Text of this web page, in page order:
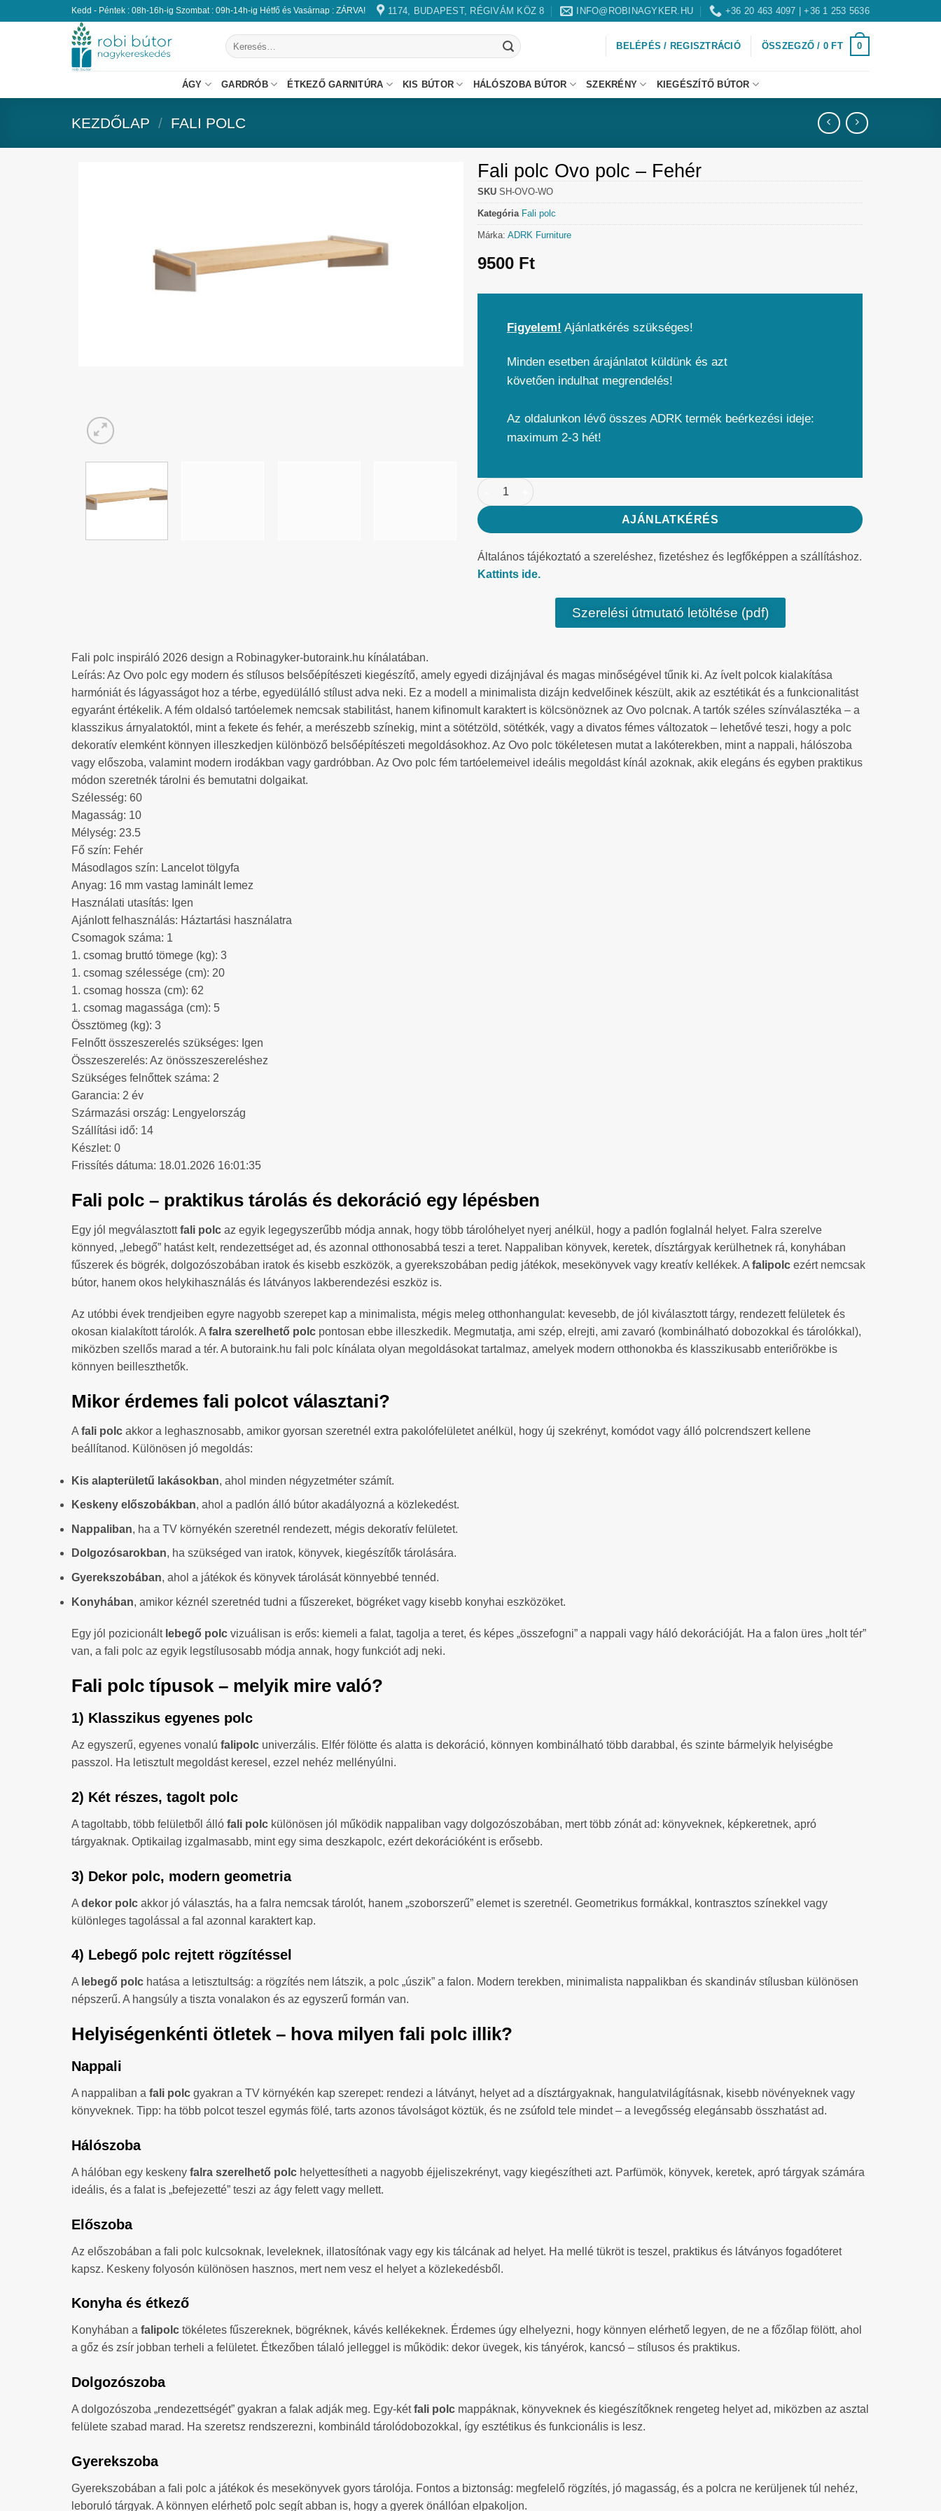
Kedd - Péntek : 08h-16h-ig Szombat : 09h-14h-ig Hétfő és Vasárnap : ZÁRVA! 1174, BUDAPEST, RÉGIVÁM KÖZ 8 INFO@ROBINAGYKER.HU +36 20 463 4097 | +36 1 253 5636
BELÉPÉS / REGISZTRÁCIÓ ÖSSZEGZŐ / 0 FT 0
ÁGY GARDRÓB ÉTKEZŐ GARNITÚRA KIS BÚTOR HÁLÓSZOBA BÚTOR SZEKRÉNY KIEGÉSZÍTŐ BÚTOR
KEZDŐLAP / FALI POLC
Fali polc Ovo polc – Fehér
SKU SH-OVO-WO
Kategória Fali polc
Márka: ADRK Furniture
9500 Ft
Figyelem! Ajánlatkérés szükséges!
Minden esetben árajánlatot küldünk és azt
követően indulhat megrendelés!
Az oldalunkon lévő összes ADRK termék beérkezési ideje:
maximum 2-3 hét!
AJÁNLATKÉRÉS
Általános tájékoztató a szereléshez, fizetéshez és legfőképpen a szállításhoz.
Kattints ide.
Szerelési útmutató letöltése (pdf)
Fali polc inspiráló 2026 design a Robinagyker-butoraink.hu kínálatában.
Leírás: Az Ovo polc egy modern és stílusos belsőépítészeti kiegészítő, amely egyedi dizájnjával és magas minőségével tűnik ki. Az ívelt polcok kialakítása
harmóniát és lágyasságot hoz a térbe, egyedülálló stílust adva neki. Ez a modell a minimalista dizájn kedvelőinek készült, akik az esztétikát és a funkcionalitást
egyaránt értékelik. A fém oldalsó tartóelemek nemcsak stabilitást, hanem kifinomult karaktert is kölcsönöznek az Ovo polcnak. A tartók széles színválasztéka – a
klasszikus árnyalatoktól, mint a fekete és fehér, a merészebb színekig, mint a sötétzöld, sötétkék, vagy a divatos fémes változatok – lehetővé teszi, hogy a polc
dekoratív elemként könnyen illeszkedjen különböző belsőépítészeti megoldásokhoz. Az Ovo polc tökéletesen mutat a lakóterekben, mint a nappali, hálószoba
vagy előszoba, valamint modern irodákban vagy gardróbban. Az Ovo polc fém tartóelemeivel ideális megoldást kínál azoknak, akik elegáns és egyben praktikus
módon szeretnék tárolni és bemutatni dolgaikat.
Szélesség: 60
Magasság: 10
Mélység: 23.5
Fő szín: Fehér
Másodlagos szín: Lancelot tölgyfa
Anyag: 16 mm vastag laminált lemez
Használati utasítás: Igen
Ajánlott felhasználás: Háztartási használatra
Csomagok száma: 1
1. csomag bruttó tömege (kg): 3
1. csomag szélessége (cm): 20
1. csomag hossza (cm): 62
1. csomag magassága (cm): 5
Össztömeg (kg): 3
Felnőtt összeszerelés szükséges: Igen
Összeszerelés: Az önösszeszereléshez
Szükséges felnőttek száma: 2
Garancia: 2 év
Származási ország: Lengyelország
Szállítási idő: 14
Készlet: 0
Frissítés dátuma: 18.01.2026 16:01:35
Fali polc – praktikus tárolás és dekoráció egy lépésben
Egy jól megválasztottfali polc az egyik legegyszerűbb módja annak, hogy több tárolóhelyet nyerj anélkül, hogy a padlón foglalnál helyet. Falra szerelve
könnyed, „lebegő” hatást kelt, rendezettséget ad, és azonnal otthonosabbá teszi a teret. Nappaliban könyvek, keretek, dísztárgyak kerülhetnek rá, konyhában
fűszerek és bögrék, dolgozószobában iratok és kisebb eszközök, a gyerekszobában pedig játékok, mesekönyvek vagy kreatív kellékek. A falipolc ezért nemcsak
bútor, hanem okos helykihasználás és látványos lakberendezési eszköz is.
Az utóbbi évek trendjeiben egyre nagyobb szerepet kap a minimalista, mégis meleg otthonhangulat: kevesebb, de jól kiválasztott tárgy, rendezett felületek és
okosan kialakított tárolók. A falra szerelhető polc pontosan ebbe illeszkedik. Megmutatja, ami szép, elrejti, ami zavaró (kombinálható dobozokkal és tárolókkal),
miközben szellős marad a tér. A butoraink.hu fali polc kínálata olyan megoldásokat tartalmaz, amelyek modern otthonokba és klasszikusabb enteriőrökbe is
könnyen beilleszthetők.
Mikor érdemes fali polcot választani?
A fali polc akkor a leghasznosabb, amikor gyorsan szeretnél extra pakolófelületet anélkül, hogy új szekrényt, komódot vagy álló polcrendszert kellene
beállítanod. Különösen jó megoldás:
Kis alapterületű lakásokban, ahol minden négyzetméter számít.
Keskeny előszobákban, ahol a padlón álló bútor akadályozná a közlekedést.
Nappaliban, ha a TV környékén szeretnél rendezett, mégis dekoratív felületet.
Dolgozósarokban, ha szükséged van iratok, könyvek, kiegészítők tárolására.
Gyerekszobában, ahol a játékok és könyvek tárolását könnyebbé tennéd.
Konyhában, amikor kéznél szeretnéd tudni a fűszereket, bögréket vagy kisebb konyhai eszközöket.
Egy jól pozicionált lebegő polc vizuálisan is erős: kiemeli a falat, tagolja a teret, és képes „összefogni” a nappali vagy háló dekorációját. Ha a falon üres „holt tér”
van, a fali polc az egyik legstílusosabb módja annak, hogy funkciót adj neki.
Fali polc típusok – melyik mire való?
1) Klasszikus egyenes polc
Az egyszerű, egyenes vonalú falipolc univerzális. Elfér fölötte és alatta is dekoráció, könnyen kombinálható több darabbal, és szinte bármelyik helyiségbe
passzol. Ha letisztult megoldást keresel, ezzel nehéz mellényúlni.
2) Két részes, tagolt polc
A tagoltabb, több felületből álló fali polc különösen jól működik nappaliban vagy dolgozószobában, mert több zónát ad: könyveknek, képkeretnek, apró
tárgyaknak. Optikailag izgalmasabb, mint egy sima deszkapolc, ezért dekorációként is erősebb.
3) Dekor polc, modern geometria
A dekor polc akkor jó választás, ha a falra nemcsak tárolót, hanem „szoborszerű” elemet is szeretnél. Geometrikus formákkal, kontrasztos színekkel vagy
különleges tagolással a fal azonnal karaktert kap.
4) Lebegő polc rejtett rögzítéssel
A lebegő polc hatása a letisztultság: a rögzítés nem látszik, a polc „úszik” a falon. Modern terekben, minimalista nappalikban és skandináv stílusban különösen
népszerű. A hangsúly a tiszta vonalakon és az egyszerű formán van.
Helyiségenkénti ötletek – hova milyen fali polc illik?
Nappali
A nappaliban a fali polc gyakran a TV környékén kap szerepet: rendezi a látványt, helyet ad a dísztárgyaknak, hangulatvilágításnak, kisebb növényeknek vagy
könyveknek. Tipp: ha több polcot teszel egymás fölé, tarts azonos távolságot köztük, és ne zsúfold tele mindet – a levegősség elegánsabb összhatást ad.
Hálószoba
A hálóban egy keskeny falra szerelhető polc helyettesítheti a nagyobb éjjeliszekrényt, vagy kiegészítheti azt. Parfümök, könyvek, keretek, apró tárgyak számára
ideális, és a falat is „befejezetté” teszi az ágy felett vagy mellett.
Előszoba
Az előszobában a fali polc kulcsoknak, leveleknek, illatosítónak vagy egy kis tálcának ad helyet. Ha mellé tükröt is teszel, praktikus és látványos fogadóteret
kapsz. Keskeny folyosón különösen hasznos, mert nem vesz el helyet a közlekedésből.
Konyha és étkező
Konyhában a falipolc tökéletes fűszereknek, bögréknek, kávés kellékeknek. Érdemes úgy elhelyezni, hogy könnyen elérhető legyen, de ne a főzőlap fölött, ahol
a gőz és zsír jobban terheli a felületet. Étkezőben tálaló jelleggel is működik: dekor üvegek, kis tányérok, kancsó – stílusos és praktikus.
Dolgozószoba
A dolgozószoba „rendezettségét” gyakran a falak adják meg. Egy-kétfali polc mappáknak, könyveknek és kiegészítőknek rengeteg helyet ad, miközben az asztal
felülete szabad marad. Ha szeretsz rendszerezni, kombináld tárolódobozokkal, így esztétikus és funkcionális is lesz.
Gyerekszoba
Gyerekszobában a fali polc a játékok és mesekönyvek gyors tárolója. Fontos a biztonság: megfelelő rögzítés, jó magasság, és a polcra ne kerüljenek túl nehéz,
leboruló tárgyak. A könnyen elérhető polc segít abban is, hogy a gyerek önállóan elpakoljon.